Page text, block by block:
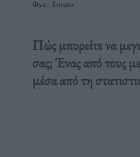
Φωτ.: Envato
Πώς μπορείτε να
σας; Ένας από τους
μέσα από τη